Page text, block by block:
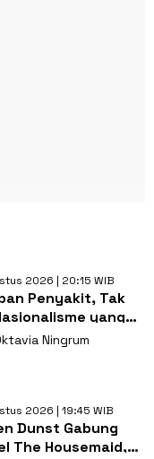
2026 | 20:15 WIB
Penyakit, Tak
yang
Penting dari
Ningrum
2026 | 19:45 WIB
Dunst Gabung
The Housemaid,